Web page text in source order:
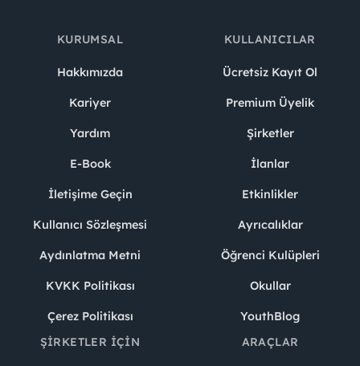
KURUMSAL
Hakkımızda
Kariyer
Yardım
E-Book
İletişime Geçin
Kullanıcı Sözleşmesi
Aydınlatma Metni
KVKK Politikası
Çerez Politikası
KULLANICILAR
Ücretsiz Kayıt Ol
Premium Üyelik
Şirketler
İlanlar
Etkinlikler
Ayrıcalıklar
Öğrenci Kulüpleri
Okullar
YouthBlog
ŞIRKETLER İÇIN
ARAÇLAR